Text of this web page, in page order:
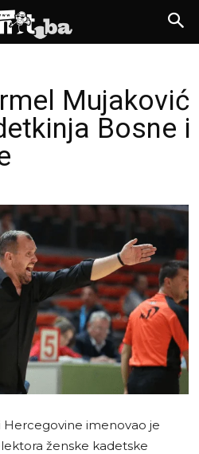
Mujaković
Bosne i
Hercegovine imenovao je
ženske kadetske